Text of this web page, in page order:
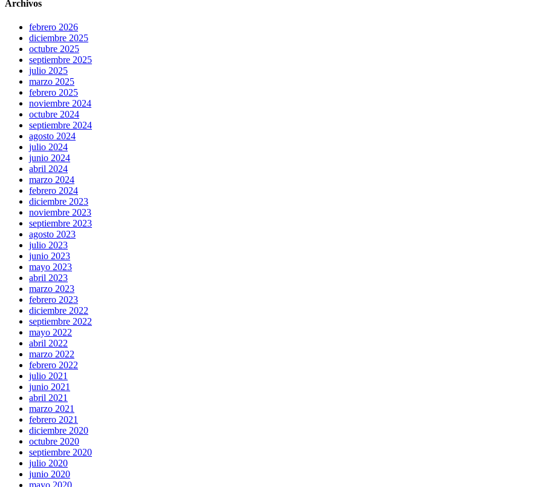
Archivos
febrero 2026
diciembre 2025
octubre 2025
septiembre 2025
julio 2025
marzo 2025
febrero 2025
noviembre 2024
octubre 2024
septiembre 2024
agosto 2024
julio 2024
junio 2024
abril 2024
marzo 2024
febrero 2024
diciembre 2023
noviembre 2023
septiembre 2023
agosto 2023
julio 2023
junio 2023
mayo 2023
abril 2023
marzo 2023
febrero 2023
diciembre 2022
septiembre 2022
mayo 2022
abril 2022
marzo 2022
febrero 2022
julio 2021
junio 2021
abril 2021
marzo 2021
febrero 2021
diciembre 2020
octubre 2020
septiembre 2020
julio 2020
junio 2020
mayo 2020